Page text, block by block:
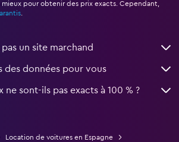
mieux pour obtenir des prix exacts. Cependant,
.
un site marchand
des données pour vous
ne sont-ils pas exacts à 100 % ?
Location de voitures en Espagne